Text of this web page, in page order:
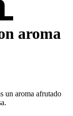
aroma
un aroma afrutado